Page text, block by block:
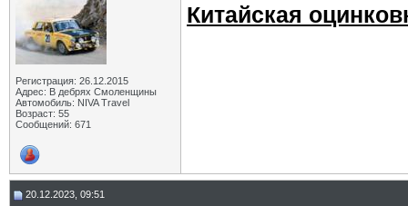
Регистрация: 26.12.2015
Адрес: В дебрях Смоленщины
Автомобиль: NIVA Travel
Возраст: 55
Сообщений: 671
Китайская
20.12.2023, 09:51